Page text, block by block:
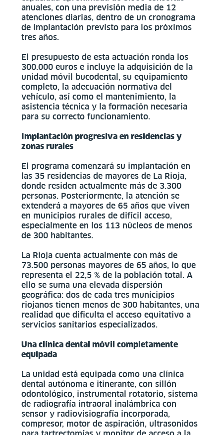
anuales, con una previsión media de 12
atenciones diarias, dentro de un cronograma
de implantación previsto para los próximos
tres años.
El presupuesto de esta actuación ronda los
300.000 euros e incluye la adquisición de la
unidad móvil bucodental, su equipamiento
completo, la adecuación normativa del
vehículo, así como el mantenimiento, la
asistencia técnica y la formación necesaria
para su correcto funcionamiento.
Implantación progresiva en residencias y
zonas rurales
El programa comenzará su implantación en
las 35 residencias de mayores de La Rioja,
donde residen actualmente más de 3.300
personas. Posteriormente, la atención se
extenderá a mayores de 65 años que viven
en municipios rurales de difícil acceso,
especialmente en los 113 núcleos de menos
de 300 habitantes.
La Rioja cuenta actualmente con más de
73.500 personas mayores de 65 años, lo que
representa el 22,5 % de la población total. A
ello se suma una elevada dispersión
geográfica: dos de cada tres municipios
riojanos tienen menos de 300 habitantes, una
realidad que dificulta el acceso equitativo a
servicios sanitarios especializados.
Una clínica dental móvil completamente
equipada
La unidad está equipada como una clínica
dental autónoma e itinerante, con sillón
odontológico, instrumental rotatorio, sistema
de radiografía intraoral inalámbrica con
sensor y radiovisiografía incorporada,
compresor, motor de aspiración, ultrasonidos